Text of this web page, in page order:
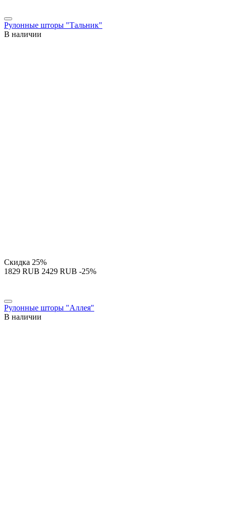
Рулонные шторы "Тальник"
В наличии
Скидка 25%
‍1829‍ RUB ‍2429‍ RUB -25%
Рулонные шторы "Аллея"
В наличии